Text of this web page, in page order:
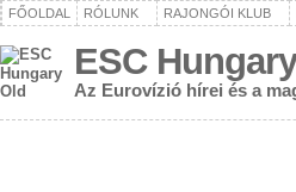
FŐOLDAL RÓLUNK RAJONGÓI KLUB
ESC
Az Eurovízió hírei és a